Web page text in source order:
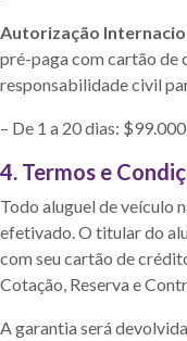
Autorização
pré-paga com cartão de
responsabilidade civil
– De 1 a 20 dias:
4. Termos e
Todo aluguel de veículo
efetivado. O titular do
com seu cartão de
Cotação, Reserva e
A garantia será